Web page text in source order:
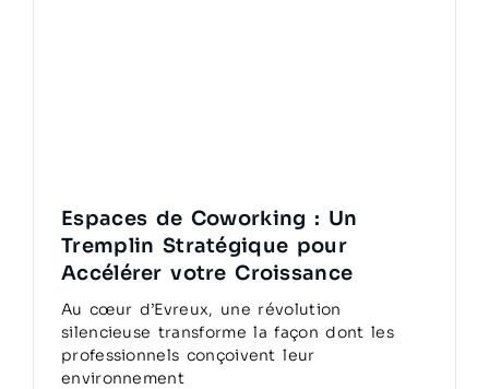
Espaces de Coworking : Un
Tremplin Stratégique pour
Accélérer votre Croissance
Au cœur d’Evreux, une révolution
silencieuse transforme la façon dont les
professionnels conçoivent leur
environnement